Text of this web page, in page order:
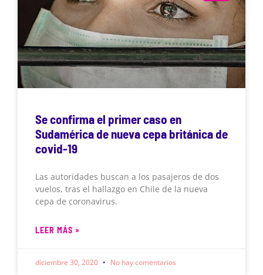
Se confirma el primer caso en
Sudamérica de nueva cepa británica de
covid-19
Las autoridades buscan a los pasajeros de dos
vuelos, tras el hallazgo en Chile de la nueva
cepa de coronavirus.
LEER MÁS »
diciembre 30, 2020 No hay comentarios